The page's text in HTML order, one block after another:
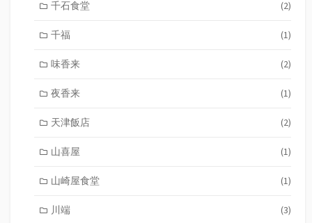
千石食堂 (2)
千福 (1)
味香来 (2)
夜香来 (1)
天津飯店 (2)
山喜屋 (1)
山崎屋食堂 (1)
川端 (3)